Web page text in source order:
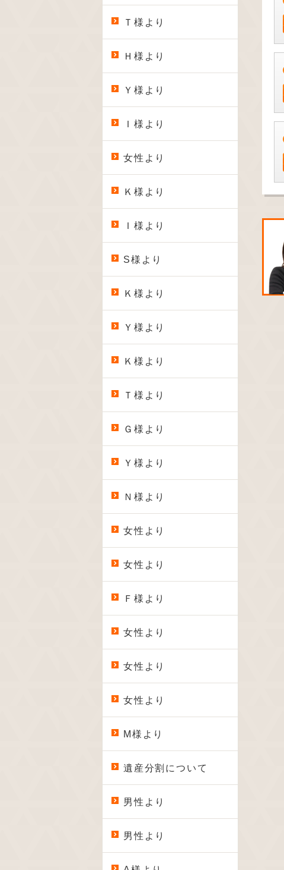
Ｔ様より
Ｈ様より
Ｙ様より
Ｉ様より
女性より
Ｋ様より
Ｉ様より
S様より
Ｋ様より
Ｙ様より
Ｋ様より
Ｔ様より
Ｇ様より
Ｙ様より
Ｎ様より
女性より
女性より
Ｆ様より
女性より
女性より
女性より
M様より
遺産分割について
男性より
男性より